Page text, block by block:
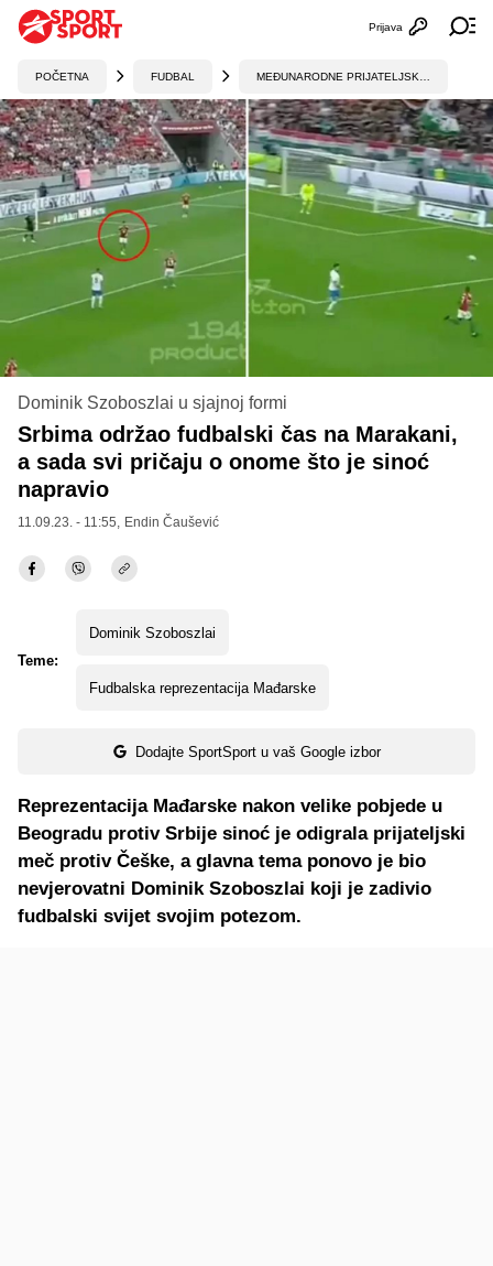
Otvori
Prijava
POČETNA FUDBAL
Dominik Szoboszlai u sjajnoj formi
Srbima održao fudbalski čas na Marakani,
a sada svi pričaju o onome što je sinoć
napravio
11.09.23. - 11:55, Endin Čaušević
Teme:
Dominik Szoboszlai
Fudbalska reprezentacija Mađarske
Dodajte SportSport u vaš Google izbor
Reprezentacija Mađarske nakon velike pobjede u
Beogradu protiv Srbije sinoć je odigrala prijateljski
meč protiv Češke, a glavna tema ponovo je bio
nevjerovatni Dominik Szoboszlai koji je zadivio
fudbalski svijet svojim potezom.